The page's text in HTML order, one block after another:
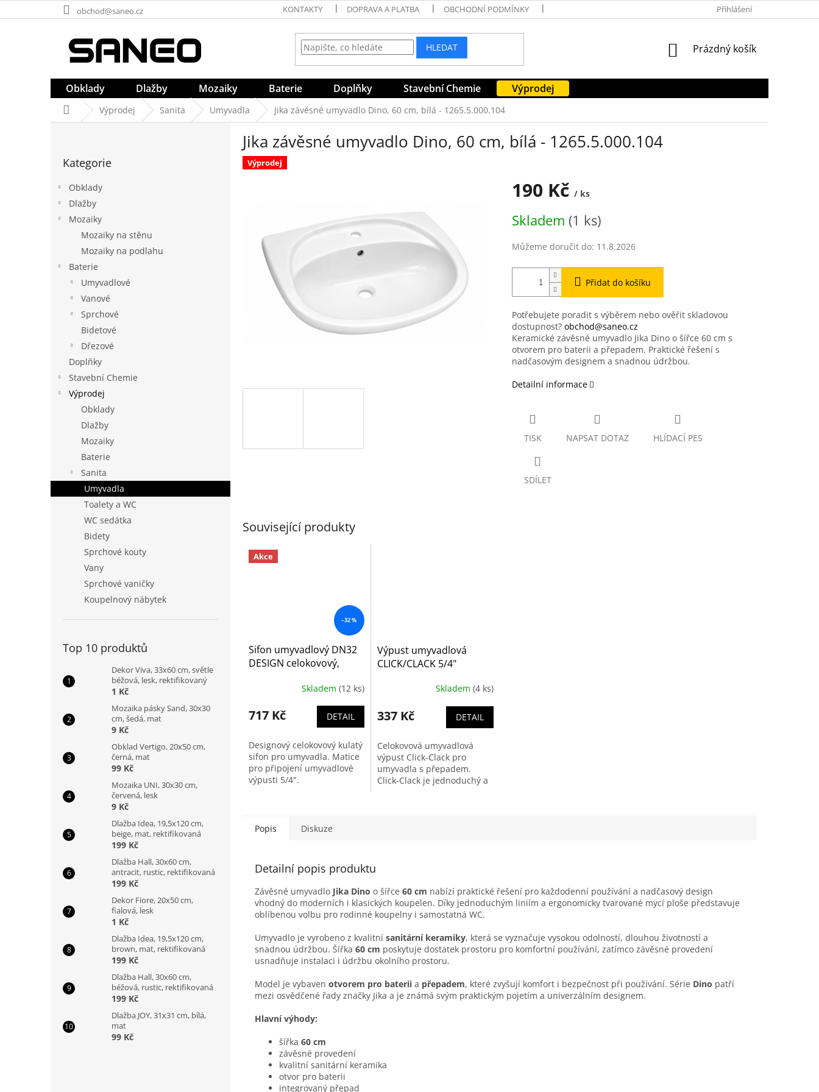
na
obchod@saneo.cz KONTAKTY DOPRAVA A PLATBA OBCHODNÍ PODMÍNKY FORMULÁŘE KE STAŽENÍ
Přihlášení
HLEDAT
NÁKUPNÍ
Prázdný košík
Obklady Dlažby Mozaiky Baterie Doplňky Stavební Chemie Výprodej
Domů Výprodej Sanita Umyvadla Jika závěsné umyvadlo Dino, 60 cm, bílá - 1265.5.000.104
kategorie
Kategorie
Obklady
Dlažby
Mozaiky
Mozaiky na stěnu
Mozaiky na podlahu
Baterie
Umyvadlové
Vanové
Sprchové
Bidetové
Dřezové
Doplňky
Stavební Chemie
Výprodej
Obklady
Dlažby
Mozaiky
Baterie
Sanita
Umyvadla
Toalety a WC
WC sedátka
Bidety
Sprchové kouty
Vany
Sprchové vaničky
Koupelnový nábytek
Top 10 produktů
Dekor Viva, 33x60 cm, světle
béžová, lesk, rektifikovaný
1 Kč
Mozaika pásky Sand, 30x30
cm, šedá, mat
9 Kč
Obklad Vertigo, 20x50 cm,
černá, mat
99 Kč
Mozaika UNI, 30x30 cm,
červená, lesk
9 Kč
Dlažba Idea, 19,5x120 cm,
beige, mat, rektifikovaná
199 Kč
Dlažba Hall, 30x60 cm,
antracit, rustic, rektifikovaná
199 Kč
Dekor Fiore, 20x50 cm,
fialová, lesk
1 Kč
Dlažba Idea, 19,5x120 cm,
brown, mat, rektifikovaná
199 Kč
Dlažba Hall, 30x60 cm,
béžová, rustic, rektifikovaná
199 Kč
Dlažba JOY, 31x31 cm, bílá,
mat
99 Kč
Jika závěsné umyvadlo Dino, 60 cm, bílá - 1265.5.000.104
Výprodej
190 Kč / ks
cena:
Skladem (1 ks)
Můžeme doručit do: 11.8.2026
Přidat do košíku
Potřebujete poradit s výběrem nebo ověřit skladovou
dostupnost? obchod@saneo.cz
Keramické závěsné umyvadlo Jika Dino o šířce 60 cm s
otvorem pro baterii a přepadem. Praktické řešení s
nadčasovým designem a snadnou údržbou.
Detailní informace
TISK NAPSAT DOTAZ HLÍDACÍ PES
SDÍLET
Související produkty
Akce
–32 %
Sifon umyvadlový DN32
DESIGN celokovový,
Skladem (12 ks)
717 Kč DETAIL
Designový celokovový kulatý
sifon pro umyvadla. Matice
pro připojení umyvadlové
výpusti 5/4".
Výpust umyvadlová
CLICK/CLACK 5/4"
malá zátka - A39Skladem (4 ks)
337 Kč DETAIL
Celokovová umyvadlová
výpust Click-Clack pro
umyvadla s přepadem.
Click-Clack je jednoduchý a
Popis Diskuze
Detailní popis produktu
Závěsné umyvadlo Jika Dino o šířce 60 cm nabízí praktické řešení pro každodenní používání a nadčasový design
vhodný do moderních i klasických koupelen. Díky jednoduchým liniím a ergonomicky tvarované mycí ploše představuje
oblíbenou volbu pro rodinné koupelny i samostatná WC.
Umyvadlo je vyrobeno z kvalitní sanitární keramiky, která se vyznačuje vysokou odolností, dlouhou životností a
snadnou údržbou. Šířka 60 cm poskytuje dostatek prostoru pro komfortní používání, zatímco závěsné provedení
usnadňuje instalaci i údržbu okolního prostoru.
Model je vybaven otvorem pro baterii a přepadem, které zvyšují komfort i bezpečnost při používání. Série Dino patří
mezi osvědčené řady značky Jika a je známá svým praktickým pojetím a univerzálním designem.
Hlavní výhody:
šířka 60 cm
závěsné provedení
kvalitní sanitární keramika
otvor pro baterii
integrovaný přepad